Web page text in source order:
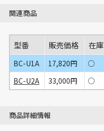
関連商品
型番 販売価格 在庫
BC-U1A 17,820円 ○
BC-U2A
33,000円 ○
商品詳細情報